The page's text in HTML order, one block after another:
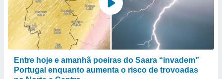
Entre hoje e amanhã poeiras do Saara “invadem”
Portugal enquanto aumenta o risco de trovoadas